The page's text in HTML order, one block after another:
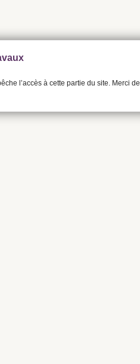
l’accès à cette partie du site. Merci de